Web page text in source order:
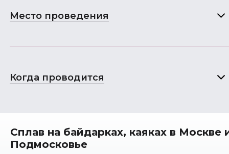
Место проведения
Когда проводится
Сплав на байдарках, каяках в Москве
Подмосковье